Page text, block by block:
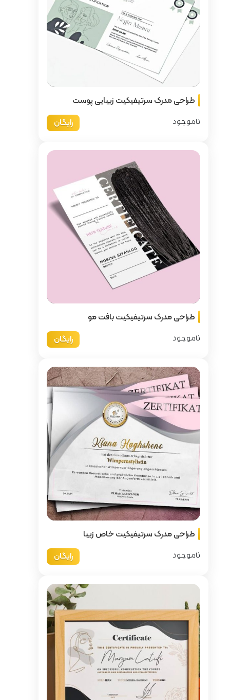
زیبایی پوست
رایگان
بافت مو
رایگان
خاص زیبا
رایگان